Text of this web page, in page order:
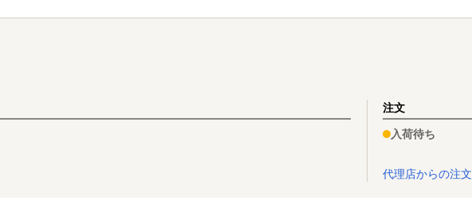
注文
入荷待ち
代理店からの注文